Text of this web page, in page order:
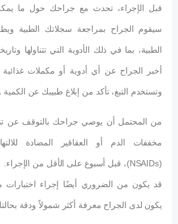
قبل الإجراء، تحدث مع جراحك حول ما يمكن
سيقوم الجراح بمراجعة سجلاتك الطبية
الطبية، بما في ذلك الأدوية التي تتناولها
أخبر الجراح عن أي أدوية أو مكملات غذائية
وتستخدم التبغ، تأكد من إبلاغ طبيبك عن الكمية
من المحتمل أن يوصي جراحك بالتوقف عن
مخففات الدم أو العقاقير المضادة
قد يكون من الضروري أيضًا إجراء اختبارات
يكون لدى الجراح معرفة أكثر شمولاً ودقة بحالتك.